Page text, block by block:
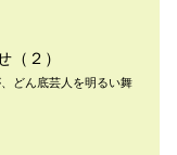
（２）
どん底芸人を明るい舞